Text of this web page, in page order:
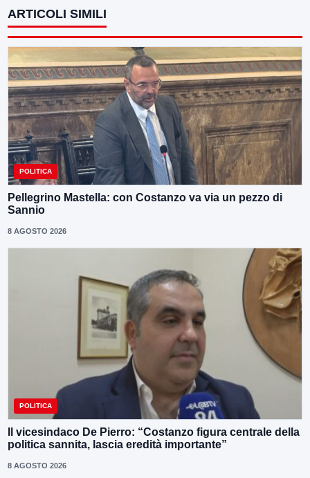
ARTICOLI SIMILI
POLITICA
Pellegrino Mastella: con Costanzo va via un pezzo di
Sannio
8 AGOSTO 2026
POLITICA
Il vicesindaco De Pierro: “Costanzo figura centrale della
politica sannita, lascia eredità importante”
8 AGOSTO 2026